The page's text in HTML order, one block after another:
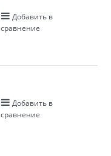
Добавить в
сравнение
Добавить в
сравнение